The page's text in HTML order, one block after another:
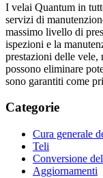
I velai Quantum in
servizi di
massimo livello di
ispezioni e la
prestazioni delle vele,
possono eliminare
sono garantiti come
Categorie
Cura generale
Teli
Conversione
Aggiornamenti